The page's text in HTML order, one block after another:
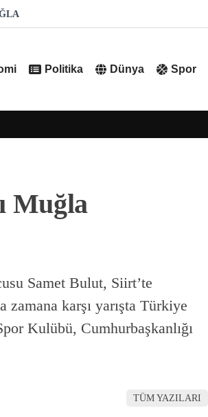
Politika Dünya Spor
Muğla
Samet Bulut, Siirt’te
karşı yarışta Türkiye
Kulübü, Cumhurbaşkanlığı
TÜM YAZILARI